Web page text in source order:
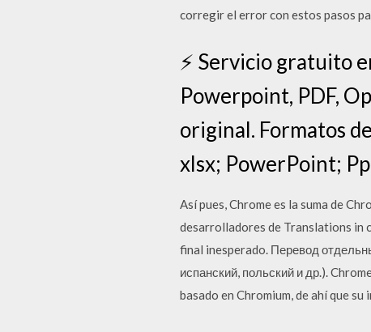
corregir el error con estos pasos
⚡ Servicio gratuito
Powerpoint, PDF,
original. Formatos
xlsx; PowerPoint;
Así pues, Chrome es la suma de
desarrolladores de Translations in
final inesperado. Перевод
испанский, польский и др.).
basado en Chromium, de ahí que